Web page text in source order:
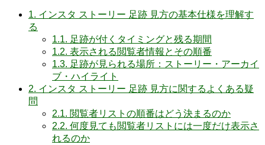
1. インスタ ストーリー 足跡 見方の基本仕様を理解す
る
1.1. 足跡が付くタイミングと残る期間
1.2. 表示される閲覧者情報とその順番
1.3. 足跡が見られる場所：ストーリー・アーカイ
ブ・ハイライト
2. インスタ ストーリー 足跡 見方に関するよくある疑
問
2.1. 閲覧者リストの順番はどう決まるのか
2.2. 何度見ても閲覧者リストには一度だけ表示さ
れるのか